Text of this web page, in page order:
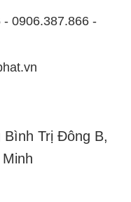
0906.387.866 -
Trị Đông B,